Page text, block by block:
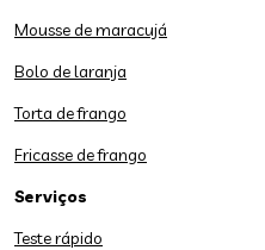
Mousse de maracujá
Bolo de laranja
Torta de frango
Fricasse de frango
Serviços
Teste rápido